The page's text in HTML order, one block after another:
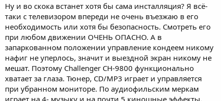
Ну и во скока встанет хотя бы сама инсталляция? Я всё-
таки с телевизором впереди не очень въезжаю в его
необходимость или хотя бы безопасность. Смотреть его
при любом движении ОЧЕНЬ ОПАСНО. А в
запаркованном положении управление кондеем никому
нафиг не уперлось, значит и выездной экран никому не
мешат. Поэтому Challenger CH-9800 функционально
хватает за глаза. Тюнер, CD/MP3 играет и управляется
при убранном мониторе. По аудиофильским меркам
играет на 4- музыку и на почти 5 киношные эффекты.